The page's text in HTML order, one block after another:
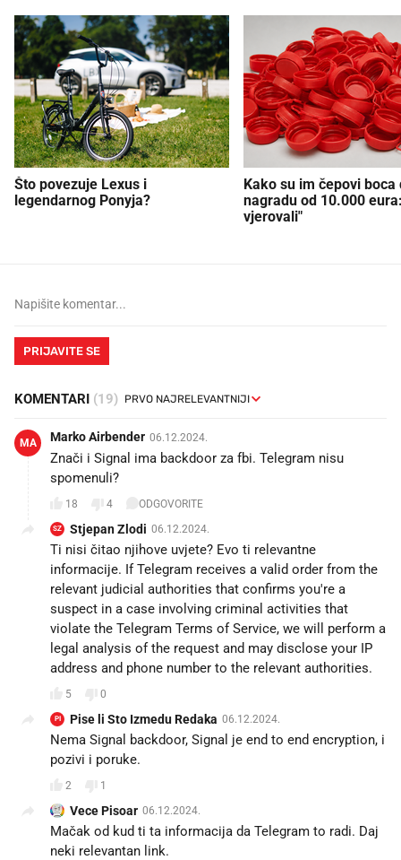
Što povezuje Lexus i
legendarnog Ponyja?
Kako su im čepovi boca
nagradu od 10.000
vjerovali"
PRIJAVITE SE
KOMENTARI (19)
MA Marko Airbender 06.12.2024.
Znači i Signal ima backdoor za fbi. Telegram nisu
spomenuli?
18 4 ODGOVORITE
SZ Stjepan Zlodi 06.12.2024.
Ti nisi čitao njihove uvjete? Evo ti relevantne
informacije. If Telegram receives a valid order from the
relevant judicial authorities that confirms you're a
suspect in a case involving criminal activities that
violate the Telegram Terms of Service, we will perform a
legal analysis of the request and may disclose your IP
address and phone number to the relevant authorities.
5 0
PI Pise li Sto Izmedu Redaka 06.12.2024.
Nema Signal backdoor, Signal je end to end encryption, i
pozivi i poruke.
2 1
Vece Pisoar 06.12.2024.
Mačak od kud ti ta informacija da Telegram to radi. Daj
neki relevantan link.